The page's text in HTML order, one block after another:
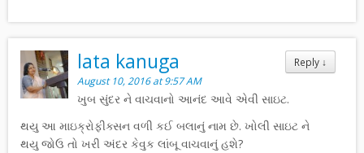
Reply ↓
lata kanuga
August 10, 2016 at 9:57 AM
ખુબ સુંદર ને વાચવાનો આનંદ આવે એવી સાઇટ.
થયુ આ માઇક્રોફીક્સન વળી કઈ બલાનું નામ છે. ખોલી સાઇટ ને
થયુ જોઉ તો ખરી અંદર કેવુક લાંબૂ વાચવાનું હશે?